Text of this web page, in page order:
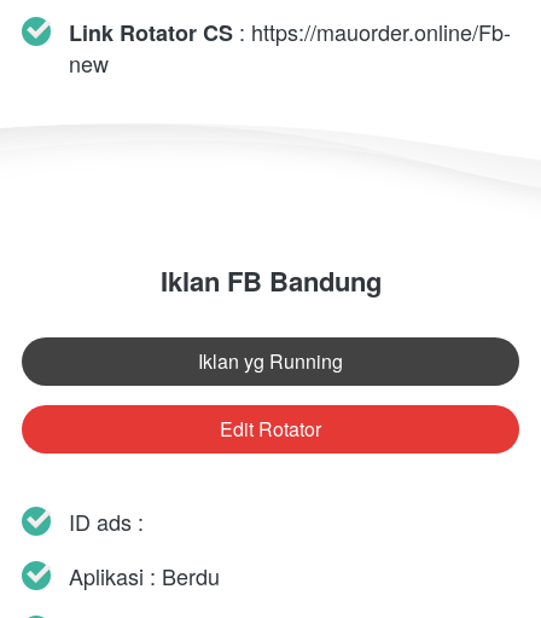
Link Rotator CS : https://mauorder.online/Fb-
new
Iklan FB Bandung
`Iklan yg Running
`Edit Rotator
ID ads :
Aplikasi : Berdu